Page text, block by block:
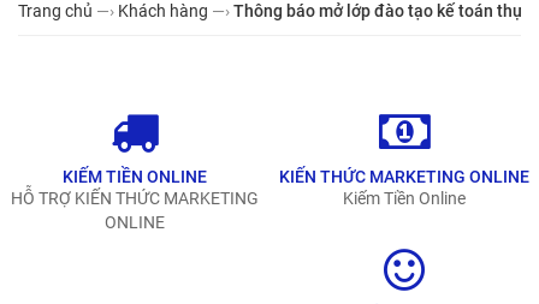
Trang chủ —› Khách hàng —›Thông báo mở lớp đào tạo kế toán thực
KIẾM TIỀN ONLINE
HỖ TRỢ KIẾN THỨC MARKETING
ONLINE
KIẾN THỨC MARKETING ONLINE
Kiếm Tiền Online